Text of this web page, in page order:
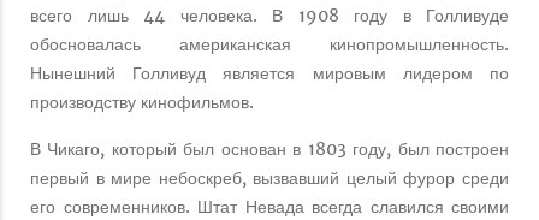
всего лишь 44 человека. В 1908 году в Голливуде
обосновалась американская кинопромышленность.
Нынешний Голливуд является мировым лидером по
производству кинофильмов.
В Чикаго, который был основан в 1803 году, был построен
первый в мире небоскреб, вызвавший целый фурор среди
его современников. Штат Невада всегда славился своими